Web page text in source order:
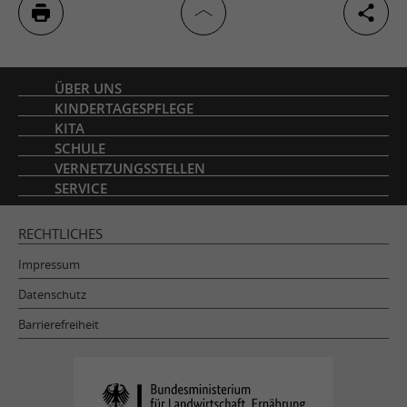
Inhaltsverzeichnis
ÜBER UNS
KINDERTAGESPFLEGE
KITA
SCHULE
VERNETZUNGSSTELLEN
SERVICE
RECHTLICHES
Impressum
Datenschutz
Barrierefreiheit